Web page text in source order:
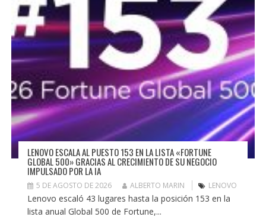
LENOVO ESCALA AL PUESTO 153 EN LA LISTA «FORTUNE
GLOBAL 500» GRACIAS AL CRECIMIENTO DE SU NEGOCIO
IMPULSADO POR LA IA
5 DE AGOSTO DE 2026 ALBERTO MARIN LENOVO
Lenovo escaló 43 lugares hasta la posición 153 en la
lista anual Global 500 de Fortune,...